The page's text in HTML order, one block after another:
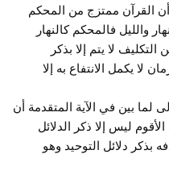
أن القرآن ممتزج من المحكم
والليل فالمحكم كالنهار
لا يتم إلا بذكر
لا يكمل الانتفاع به إلا
لما بين في الآية المتقدمة أن
ليس إلا ذكر الدلائل
بذكر دلائل التوحيد وهو